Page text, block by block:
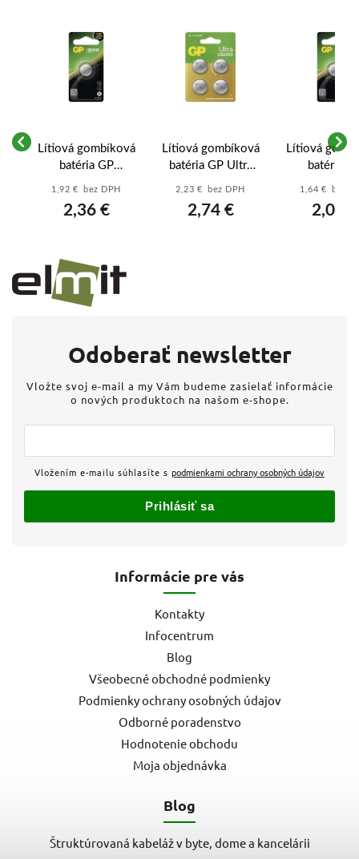
Lítiová gombíková
batéria GP
CR1632 - B15951
1,92 € bez DPH
2,36 €
Lítiová gombíková
batéria GP Ultra
CR2450 - B32854
2,23 € bez DPH
2,74 €
Lítiová
batéria
CR1620 -
1,64 € bez
2,02 €
Informácie pre vás
Kontakty
Infocentrum
Blog
Všeobecné obchodné podmienky
Podmienky ochrany osobných údajov
Odborné poradenstvo
Hodnotenie obchodu
Moja objednávka
Blog
Štruktúrovaná kabeláž v byte, dome a kancelárii
Odoberať newsletter
Vložte svoj e-mail a my Vám budeme zasielať informácie
o nových produktoch na našom e-shope.
Vložením e-mailu súhlasíte s podmienkami ochrany osobných údajov
Prihlásiť sa